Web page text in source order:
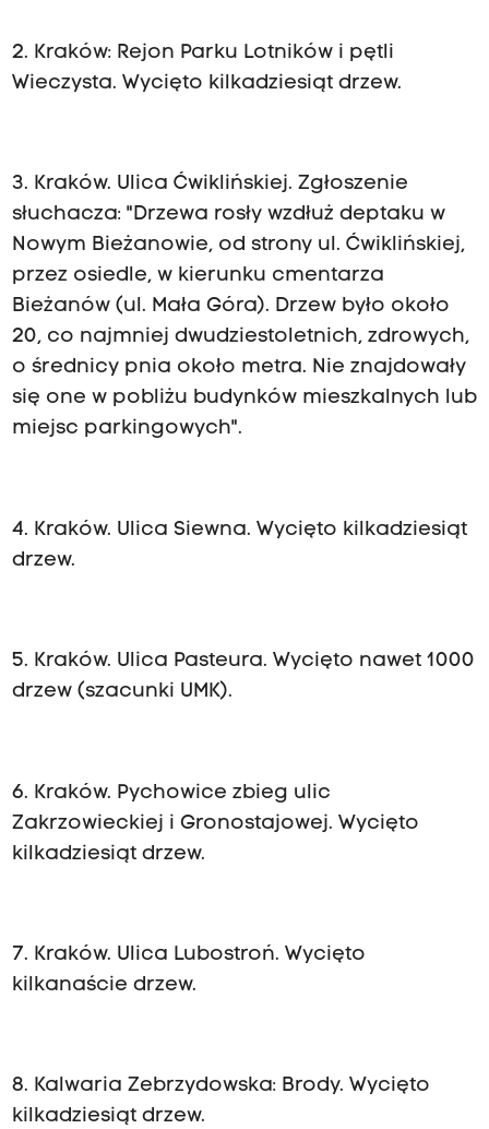
2. Kraków: Rejon Parku Lotników i pętli
Wieczysta. Wycięto kilkadziesiąt drzew.
3. Kraków. Ulica Ćwiklińskiej. Zgłoszenie
słuchacza: "Drzewa rosły wzdłuż deptaku w
Nowym Bieżanowie, od strony ul. Ćwiklińskiej,
przez osiedle, w kierunku cmentarza
Bieżanów (ul. Mała Góra). Drzew było około
20, co najmniej dwudziestoletnich, zdrowych,
o średnicy pnia około metra. Nie znajdowały
się one w pobliżu budynków mieszkalnych lub
miejsc parkingowych".
4. Kraków. Ulica Siewna. Wycięto kilkadziesiąt
drzew.
5. Kraków. Ulica Pasteura. Wycięto nawet 1000
drzew (szacunki UMK).
6. Kraków. Pychowice zbieg ulic
Zakrzowieckiej i Gronostajowej. Wycięto
kilkadziesiąt drzew.
7. Kraków. Ulica Lubostroń. Wycięto
kilkanaście drzew.
8. Kalwaria Zebrzydowska: Brody. Wycięto
kilkadziesiąt drzew.